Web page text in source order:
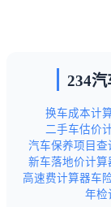
234汽
换车成本计
二手车估价
汽车保养项目查
新车落地价计算
高速费计算器车
年检